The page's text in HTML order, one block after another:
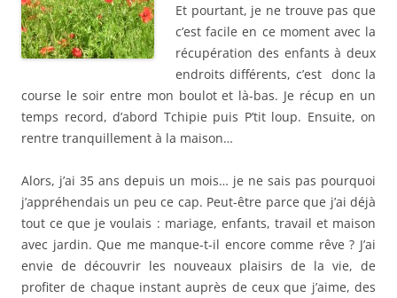
Et pourtant, je ne trouve pas que
c’est facile en ce moment avec la
récupération des enfants à deux
endroits différents, c’est donc la
course le soir entre mon boulot et là-bas. Je récup en un
temps record, d’abord Tchipie puis P’tit loup. Ensuite, on
rentre tranquillement à la maison…
Alors, j’ai 35 ans depuis un mois… je ne sais pas pourquoi
j’appréhendais un peu ce cap. Peut-être parce que j’ai déjà
tout ce que je voulais : mariage, enfants, travail et maison
avec jardin. Que me manque-t-il encore comme rêve ? J’ai
envie de découvrir les nouveaux plaisirs de la vie, de
profiter de chaque instant auprès de ceux que j’aime, des